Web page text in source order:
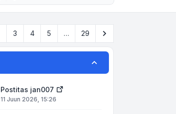
3 4 5 … 29
Postitas jan007
11 Juun 2026, 15:26